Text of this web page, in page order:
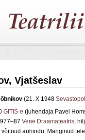
Vjatšeslav
(21. X 1948 Sevastopol
GITIS-e (juhendaja Pavel
Vene Draamateatris,
auhindu. Mänginud